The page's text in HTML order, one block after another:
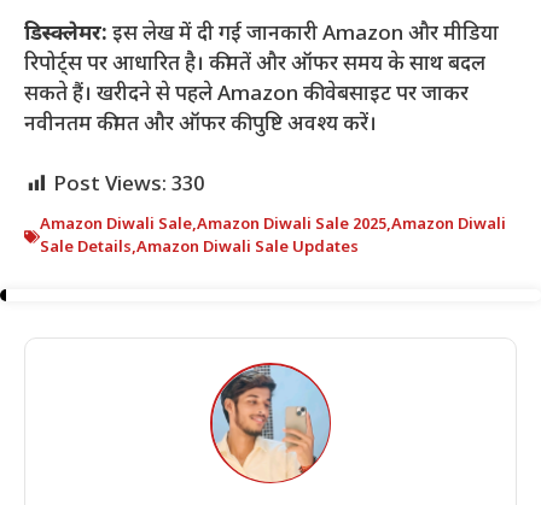
डिस्क्लेमर: इस लेख में दी गई जानकारी Amazon और मीडिया
रिपोर्ट्स पर आधारित है। कीमतें और ऑफर समय के साथ बदल
सकते हैं। खरीदने से पहले Amazon की वेबसाइट पर जाकर
नवीनतम कीमत और ऑफर की पुष्टि अवश्य करें।
Post Views: 330
Amazon Diwali Sale,Amazon Diwali Sale 2025,Amazon Diwali
Sale Details,Amazon Diwali Sale Updates